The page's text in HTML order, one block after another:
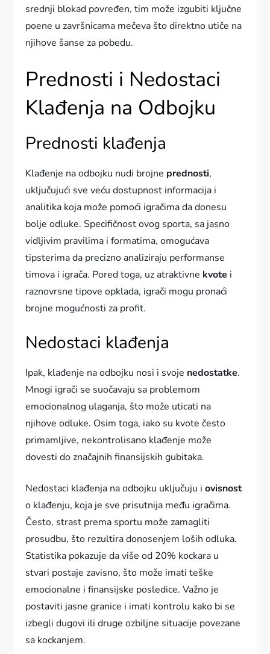
srednji blokad povređen, tim može izgubiti ključne
poene u završnicama mečeva što direktno utiče na
njihove šanse za pobedu.
Prednosti i Nedostaci
Klađenja na Odbojku
Prednosti klađenja
Klađenje na odbojku nudi brojne prednosti,
uključujući sve veću dostupnost informacija i
analitika koja može pomoći igračima da donesu
bolje odluke. Specifičnost ovog sporta, sa jasno
vidljivim pravilima i formatima, omogućava
tipsterima da precizno analiziraju performanse
timova i igrača. Pored toga, uz atraktivne kvote i
raznovrsne tipove opklada, igrači mogu pronaći
brojne mogućnosti za profit.
Nedostaci klađenja
Ipak, klađenje na odbojku nosi i svoje nedostatke.
Mnogi igrači se suočavaju sa problemom
emocionalnog ulaganja, što može uticati na
njihove odluke. Osim toga, iako su kvote često
primamljive, nekontrolisano klađenje može
dovesti do značajnih finansijskih gubitaka.
Nedostaci klađenja na odbojku uključuju iovisnost
o klađenju, koja je sve prisutnija među igračima.
Često, strast prema sportu može zamagliti
prosudbu, što rezultira donosenjem loših odluka.
Statistika pokazuje da više od 20% kockara u
stvari postaje zavisno, što može imati teške
emocionalne i finansijske posledice. Važno je
postaviti jasne granice i imati kontrolu kako bi se
izbegli dugovi ili druge ozbiljne situacije povezane
sa kockanjem.